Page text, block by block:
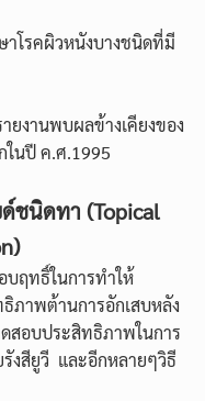
าโรคผิวหนังบางชนิดที่มี
ยงานพบผลข้างเคียงของ
ในปี ค.ศ.1995
ด์ชนิดทา (Topical
บฤทธิ์ในการทำให้
ภาพต้านการอักเสบหลัง
สอบประสิทธิภาพในการ
งสียูวี และอีกหลายๆวิธี